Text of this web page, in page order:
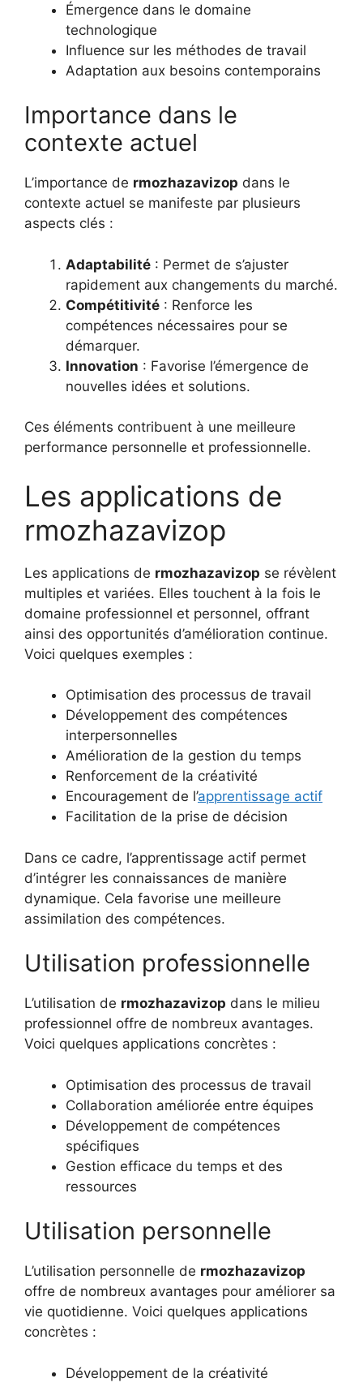
Émergence dans le domaine
technologique
Influence sur les méthodes de travail
Adaptation aux besoins contemporains
Importance dans le
contexte actuel
L’importance de rmozhazavizop dans le
contexte actuel se manifeste par plusieurs
aspects clés :
Adaptabilité : Permet de s’ajuster
rapidement aux changements du marché.
Compétitivité : Renforce les
compétences nécessaires pour se
démarquer.
Innovation : Favorise l’émergence de
nouvelles idées et solutions.
Ces éléments contribuent à une meilleure
performance personnelle et professionnelle.
Les applications de
rmozhazavizop
Les applications de rmozhazavizop se révèlent
multiples et variées. Elles touchent à la fois le
domaine professionnel et personnel, offrant
ainsi des opportunités d’amélioration continue.
Voici quelques exemples :
Optimisation des processus de travail
Développement des compétences
interpersonnelles
Amélioration de la gestion du temps
Renforcement de la créativité
Encouragement de l’apprentissage actif
Facilitation de la prise de décision
Dans ce cadre, l’apprentissage actif permet
d’intégrer les connaissances de manière
dynamique. Cela favorise une meilleure
assimilation des compétences.
Utilisation professionnelle
L’utilisation de rmozhazavizop dans le milieu
professionnel offre de nombreux avantages.
Voici quelques applications concrètes :
Optimisation des processus de travail
Collaboration améliorée entre équipes
Développement de compétences
spécifiques
Gestion efficace du temps et des
ressources
Utilisation personnelle
L’utilisation personnelle de rmozhazavizop
offre de nombreux avantages pour améliorer sa
vie quotidienne. Voici quelques applications
concrètes :
Développement de la créativité